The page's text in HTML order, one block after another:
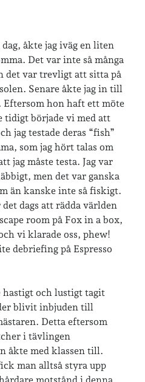
åkte jag iväg en liten
Det var inte så många
det var trevligt att sitta på
Senare åkte jag in till
Eftersom hon haft ett möte
tidigt började vi med att
jag testade deras “fish”
som jag hört talas om
jag måste testa. Jag var
men det var ganska
än kanske inte så fiskigt.
dags att rädda världen
room på Fox in a box,
vi klarade oss, phew!
debriefing på Espresso
hastigt och lustigt tagit
blivit inbjuden till
Detta eftersom
i tävlingen
åkte med klassen till.
man alltså styra upp